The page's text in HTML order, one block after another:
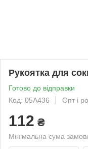
Рукоятка для
Готово до відправки
Код: 05A436
Опт і
112 ₴
Мінімальна сума